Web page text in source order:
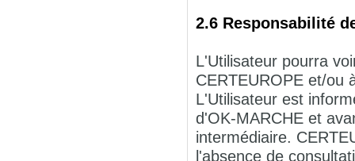
2.6 Responsabilité
L'Utilisateur pourra
CERTEUROPE et/ou
L'Utilisateur est
d'OK-MARCHE et
intermédiaire.
l'absence de